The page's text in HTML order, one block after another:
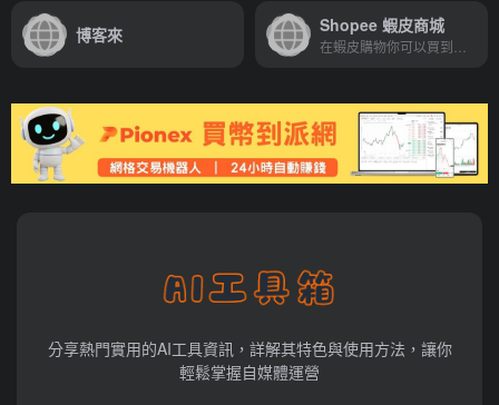
博客來 Shopee 蝦皮商城
分享熱門實用的AI工具資訊，詳解其特色與使用方法，讓你
輕鬆掌握自媒體運營